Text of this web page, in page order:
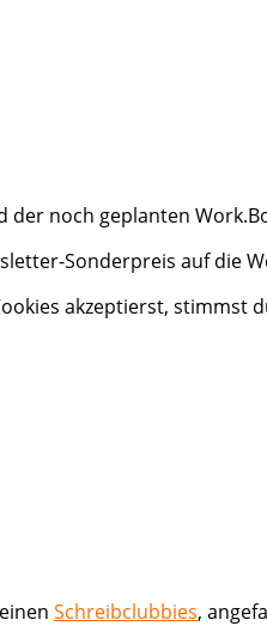
der noch geplanten
Sonderpreis auf die
akzeptierst,
Schreibclubbies,